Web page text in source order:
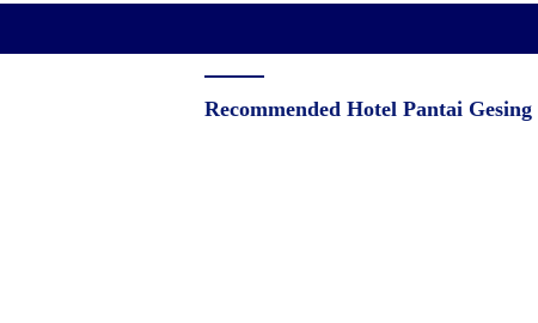
Recommended Hotel Pantai Gesing